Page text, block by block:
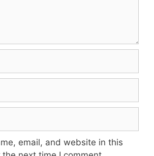
email, and website in this